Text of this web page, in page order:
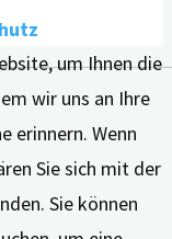
um Ihnen die
wir uns an Ihre
erinnern. Wenn
Sie sich mit der
Sie können